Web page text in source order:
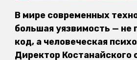
В мире современных
большая уязвимость — не
код, а человеческая
Директор Костанайского